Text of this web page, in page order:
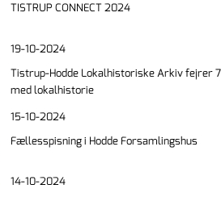
TISTRUP CONNECT 2024
19-10-2024
Tistrup-Hodde Lokalhistoriske Arkiv fejrer
med lokalhistorie
15-10-2024
Fællesspisning i Hodde Forsamlingshus
14-10-2024